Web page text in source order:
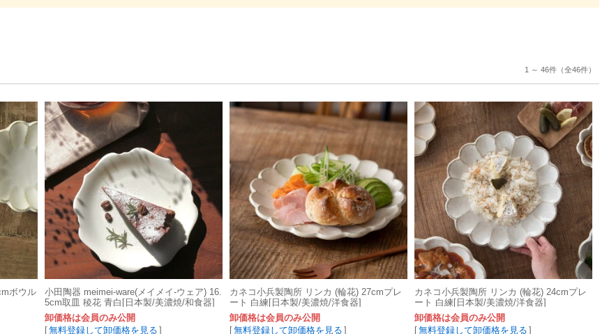
1 ～ 46件 （全46件）
ボウル
小田陶器 meimei-ware(メイメイ-ウェア) 16.
5cm取皿 稜花 青白[日本製/美濃焼/和食器]
卸価格は会員のみ公開
[無料登録して卸価格を見る ]
カネコ小兵製陶所 リンカ (輪花) 27cmプレ
ート 白練[日本製/美濃焼/洋食器]
卸価格は会員のみ公開
[無料登録して卸価格を見る ]
カネコ小兵製陶所 リンカ (輪花) 24cmプレ
ート 白練[日本製/美濃焼/洋食器]
卸価格は会員のみ公開
[無料登録して卸価格を見る ]